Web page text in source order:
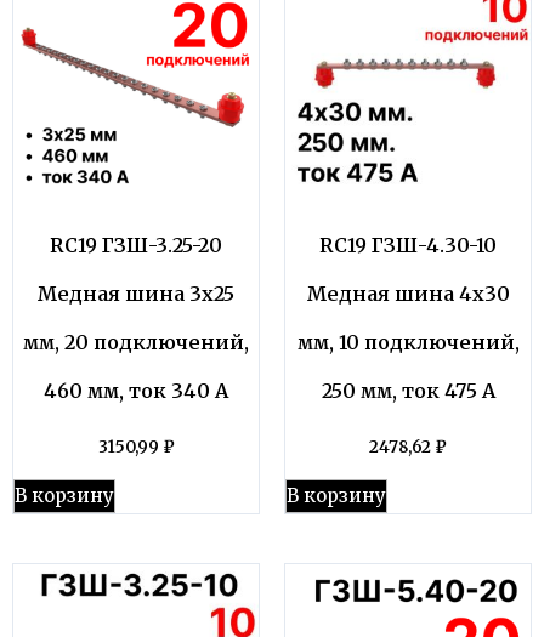
RC19 ГЗШ-3.25-20
Медная шина 3х25
мм, 20 подключений,
460 мм, ток 340 А
3150,99 ₽
В корзину
RC19 ГЗШ-4.30-10
Медная шина 4х30
мм, 10 подключений,
250 мм, ток 475 А
2478,62 ₽
В корзину